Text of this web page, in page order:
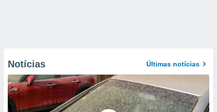
Notícias Últimas notícias